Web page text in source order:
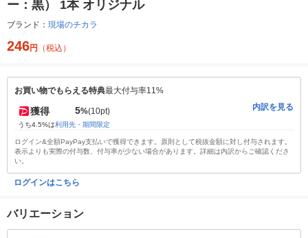
ー：黒） 1本 オリジナル
ブランド： 現場のチカラ
246円 （税込）
お買い物でもらえる特典最大付与率11%
獲得 5%(10pt)
うち4.5%は利用先・期間限定
内訳を見る
ログイン&全額PayPay支払いで獲得できます。原則として税抜金額に対し付与されます。
表示よりも実際の付与数、付与率が少ない場合があります。詳細は内訳からご確認くださ
い。
ログインはこちら
バリエーション